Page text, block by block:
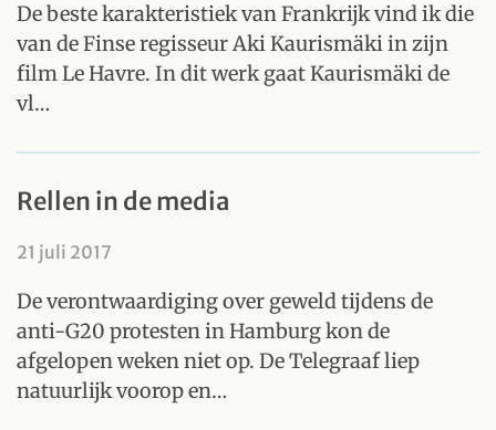
De beste karakteristiek van Frankrijk vind ik die
van de Finse regisseur Aki Kaurismäki in zijn
film Le Havre. In dit werk gaat Kaurismäki de
vl…
Rellen in de media
21 juli 2017
De verontwaardiging over geweld tijdens de
anti-G20 protesten in Hamburg kon de
afgelopen weken niet op. De Telegraaf liep
natuurlijk voorop en…